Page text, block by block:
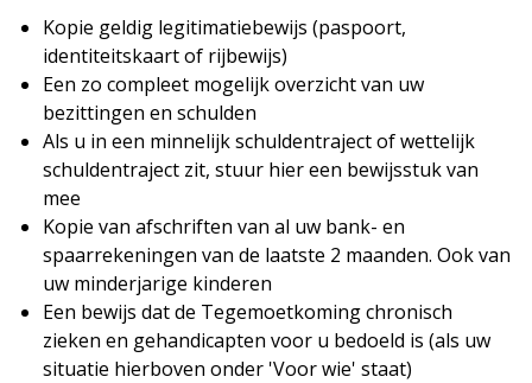
Kopie geldig legitimatiebewijs (paspoort,
identiteitskaart of rijbewijs)
Een zo compleet mogelijk overzicht van uw
bezittingen en schulden
Als u in een minnelijk schuldentraject of wettelijk
schuldentraject zit, stuur hier een bewijsstuk van
mee
Kopie van afschriften van al uw bank- en
spaarrekeningen van de laatste 2 maanden. Ook van
uw minderjarige kinderen
Een bewijs dat de Tegemoetkoming chronisch
zieken en gehandicapten voor u bedoeld is (als uw
situatie hierboven onder 'Voor wie' staat)